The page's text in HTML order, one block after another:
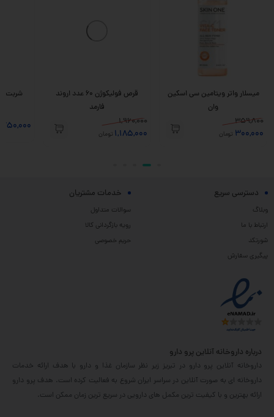
میسلار واتر ویتامین سی اسکین
وان
359,800
300,000 تومان
قرص فولیکوژن 60 عدد اروند
فارمد
1,960,000
1,185,000 تومان
دسترسی سریع
وبلاگ
ارتباط با ما
شورتکد
پیگیری سفارش
خدمات مشتریان
سوالات متداول
رویه بازگردانی کالا
حریم خصوصی
درباره داروخانه آنلاین پرو دارو
داروخانه آنلاین پرو دارو در تبریز زیر نظر سازمان غذا و دارو با هدف ارائه خدمات
داروخانه ای به صورت آنلاین در سراسر ایران شروع به فعالیت کرده است. هدف پرو دارو
ارائه بهترین و با کیفیت ترین مکمل های دارویی در سریع ترین زمان ممکن است.